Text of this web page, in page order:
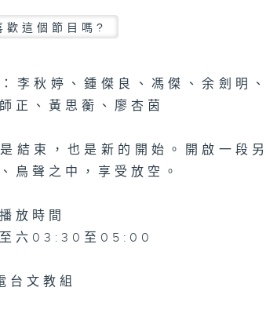
歡這個節目嗎?
李秋婷、鍾傑良、馮傑、余劍明
正、黃思蘅、廖杏茵
結束，也是新的開始。開啟一段
鳥聲之中，享受放空。
放時間
至六03:30至05:00
台文教組